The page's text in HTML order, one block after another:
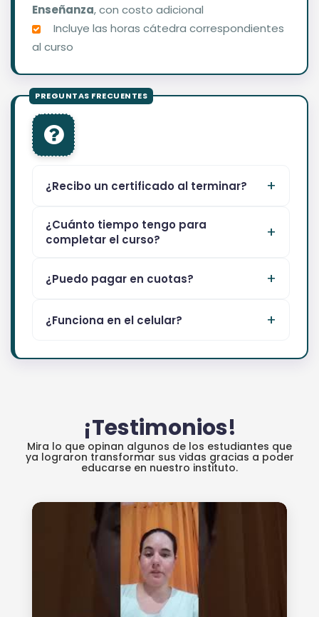
Enseñanza, con costo adicional
Incluye las horas cátedra correspondientes
al curso
¿Recibo un certificado al terminar?
¿Cuánto tiempo tengo para
completar el curso?
¿Puedo pagar en cuotas?
¿Funciona en el celular?
¡Testimonios!
Mira lo que opinan algunos de los estudiantes que
ya lograron transformar sus vidas gracias a poder
educarse en nuestro instituto.